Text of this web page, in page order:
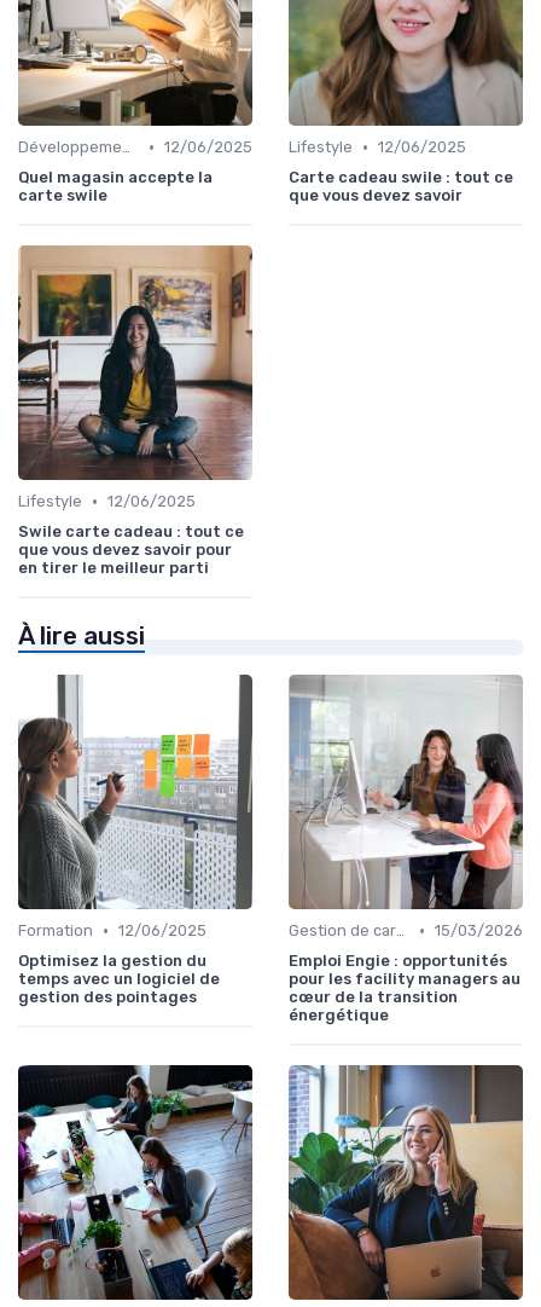
Développement personnel • 12/06/2025
Quel magasin accepte la
carte swile
Lifestyle • 12/06/2025
Carte cadeau swile : tout ce
que vous devez savoir
Lifestyle • 12/06/2025
Swile carte cadeau : tout ce
que vous devez savoir pour
en tirer le meilleur parti
À lire aussi
Formation • 12/06/2025
Optimisez la gestion du
temps avec un logiciel de
gestion des pointages
Gestion de carrière • 15/03/2026
Emploi Engie : opportunités
pour les facility managers au
cœur de la transition
énergétique